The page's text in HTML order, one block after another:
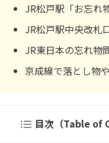
JR松戸駅「お忘れ
JR松戸駅中央改札
JR東日本の忘れ物
京成線で落とし物
目次（Table of